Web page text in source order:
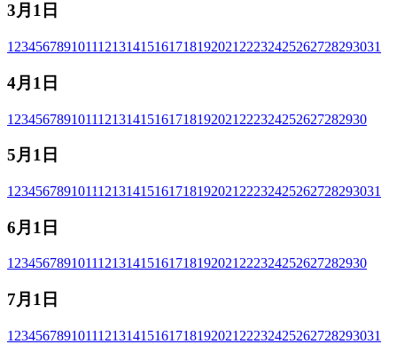
3月1日
1 23456789101112131415161718192021 22232425262728293031
4月1日
1 23456789101112131415161718192021 222324252627282930
5月1日
1 23456789101112131415161718192021 22232425262728293031
6月1日
123456789101112131415161718192021222324252627282930
7月1日
1 23456789101112131415161718192021 22232425262728293031